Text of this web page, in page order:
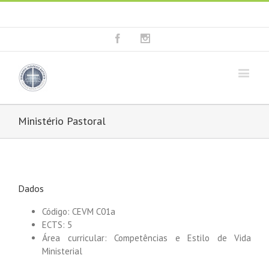
Facebook
Ministério Pastoral
Dados
Código: CEVM C01a
ECTS: 5
Área curricular: Competências e Estilo de Vida
Ministerial